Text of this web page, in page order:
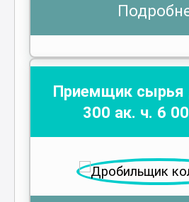
Приемщик сырья
300 ак. ч. 6